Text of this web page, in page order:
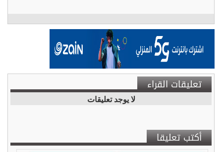
تعليقات القراء
لا يوجد تعليقات
أكتب تعليقا